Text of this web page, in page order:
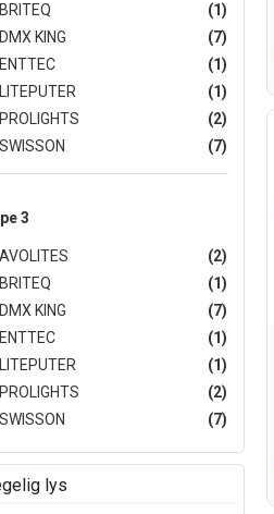
BRITEQ
(1)
DMX KING
(7)
ENTTEC
(1)
LITEPUTER
(1)
PROLIGHTS
(2)
SWISSON
(7)
3
AVOLITES
(2)
BRITEQ
(1)
DMX KING
(7)
ENTTEC
(1)
LITEPUTER
(1)
PROLIGHTS
(2)
SWISSON
(7)
lys